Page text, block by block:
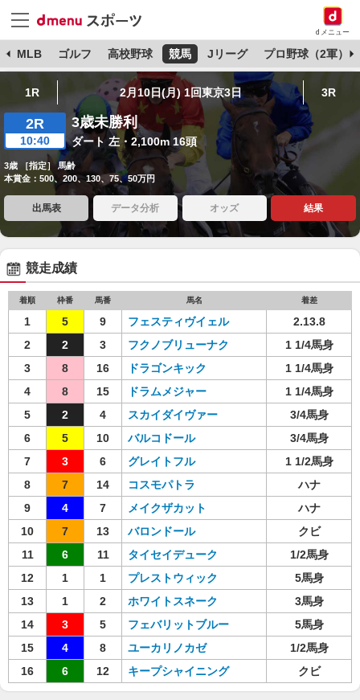
dメニュー
MLB ゴルフ 高校野球 競馬 Jリーグ プロ野球（2軍）
1R 2月10日(月) 1回東京3日 3R
2R
10:40
3歳未勝利
ダート 左・2,100m 16頭
3歳 ［指定］ 馬齢
本賞金：500、200、130、75、50万円
出馬表 データ分析 オッズ 結果
競走成績
着順 枠番 馬番 馬名 着差
1 5 9 フェスティヴイェル
2.13.8
2
2 3 フクノブリューナク
1 1/4馬身
3
8 16 ドラゴンキック
1 1/4馬身
4
8 15 ドラムメジャー
1 1/4馬身
5
2 4 スカイダイヴァー
3/4馬身
6
5 10 バルコドール
3/4馬身
7
3 6 グレイトフル
1 1/2馬身
8
7 14 コスモパトラ
ハナ
9
4 7 メイクザカット
ハナ
10
7 13 バロンドール
クビ
11
6 11 タイセイデューク
1/2馬身
12
1 1 プレストウィック
5馬身
13
1 2 ホワイトスネーク
3馬身
14
3 5 フェバリットブルー
5馬身
15
4 8 ユーカリノカゼ
1/2馬身
16
6 12 キープシャイニング クビ